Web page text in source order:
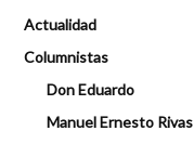
Actualidad
Columnistas
Don Eduardo
Manuel Ernesto Rivas